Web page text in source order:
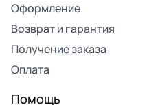
Оформление
Возврат и гарантия
Получение заказа
Оплата
Помощь